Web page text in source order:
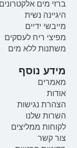
ברזי מים אלקטרונים
היגיינה נשית
מייבשי ידיים
מפיצי ריח לעסקים
משתנות ללא מים
מידע נוסף
מאמרים
אודות
הצהרת נגישות
השרות שלנו
לקוחות ממליצים
צור קשר